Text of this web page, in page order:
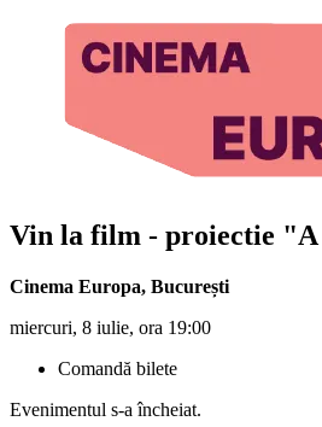
Vin la film - proiectie "A
Cinema Europa, București
miercuri, 8 iulie, ora 19:00
Comandă bilete
Evenimentul s-a încheiat.